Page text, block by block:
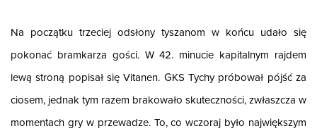
Na początku trzeciej odsłony tyszanom w końcu udało się
pokonać bramkarza gości. W 42. minucie kapitalnym rajdem
lewą stroną popisał się Vitanen. GKS Tychy próbował pójść za
ciosem, jednak tym razem brakowało skuteczności, zwłaszcza w
momentach gry w przewadze. To, co wczoraj było największym